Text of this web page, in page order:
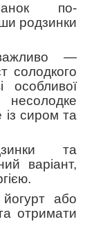
по-
родзинки
—
солодкого
особливої
несолодке
сиром та
та
варіант,
або
отримати